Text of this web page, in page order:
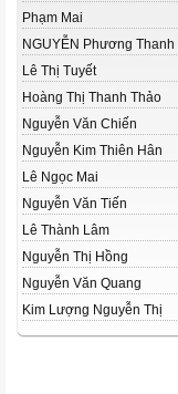
Phạm Mai
NGUYỄN Phương Thanh
Lê Thị Tuyết
Hoàng Thị Thanh Thảo
Nguyễn Văn Chiến
Nguyễn Kim Thiên Hân
Lê Ngọc Mai
Nguyễn Văn Tiến
Lê Thành Lâm
Nguyễn Thị Hồng
Nguyễn Văn Quang
Kim Lượng Nguyễn Thị